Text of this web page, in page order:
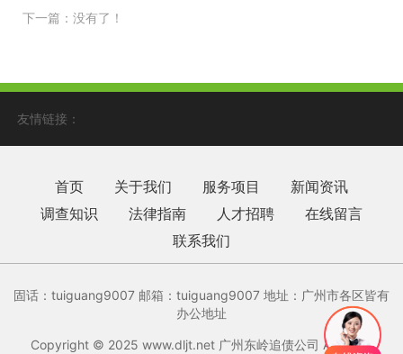
下一篇：没有了！
友情链接：
首页 关于我们 服务项目
新闻资讯
调查知识
法律指南 人才招聘
在线留言
联系我们
固话：tuiguang9007 邮箱：tuiguang9007‬ 地址：广州市各区皆有
办公地址
Copyright © 2025 www.dljt.net 广州东岭追债公司 All rights